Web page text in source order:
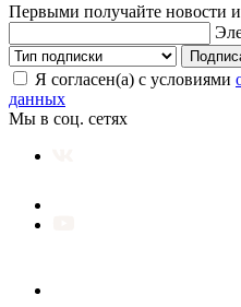
Первыми получайте новости
Я согласен(а) с условиями
данных
Мы в соц. сетях